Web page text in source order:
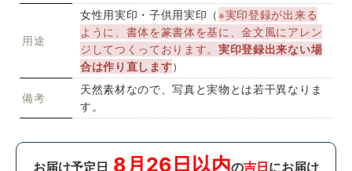
用途
女性用実印・子供用実印（※実印登録が出来る
ように、書体を篆書体を基に、金文風にアレン
ジしてつくっております。実印登録出来ない場
合は作り直します）
備考
天然素材なので、写真と実物とは若干異なりま
す。
お届け予定日 8月26日以内の吉日にお届け